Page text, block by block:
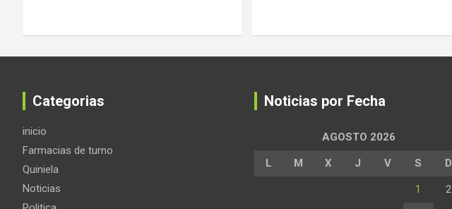
Categorias
inicio
Farmacias de turno
Quiniela
Noticias
Noticias por Fecha
AGOSTO 2026
L M X J V S D
1 2